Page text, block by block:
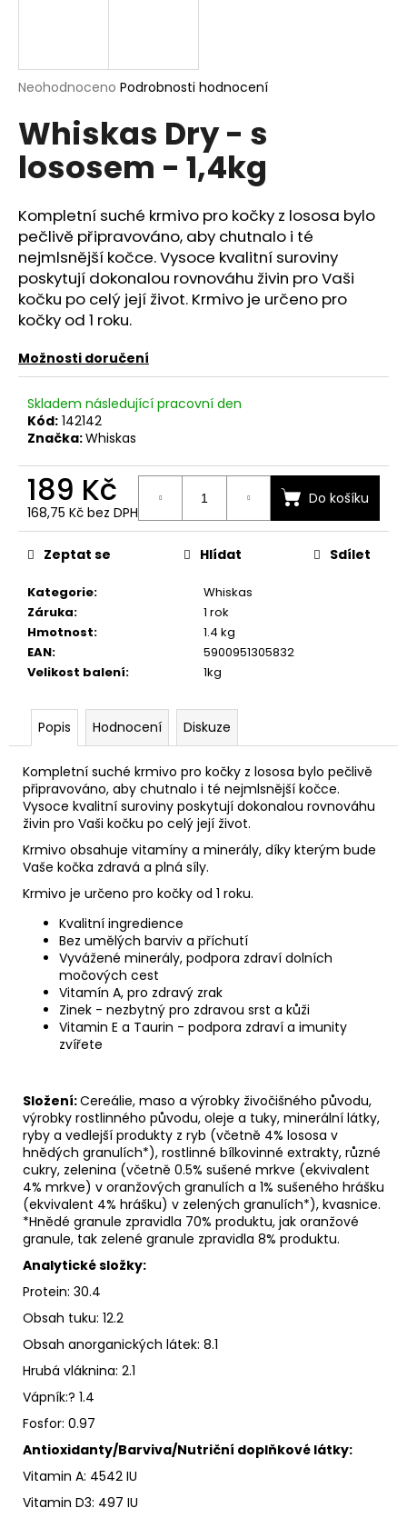
Průměrné
produktu
je
0,0
hvězdiček.
Neohodnoceno Podrobnosti hodnocení
Whiskas Dry - s
lososem - 1,4kg
Kompletní suché krmivo pro kočky z lososa bylo
pečlivě připravováno, aby chutnalo i té
nejmlsnější kočce. Vysoce kvalitní suroviny
poskytují dokonalou rovnováhu živin pro Vaši
kočku po celý její život. Krmivo je určeno pro
kočky od 1 roku.
Možnosti doručení
Skladem následující pracovní den
Kód: 142142
Značka:Whiskas
189 Kč
168,75 Kč bez DPH
Měrná
cena:
Do košíku
Kategorie:
Whiskas
Záruka:
1 rok
Hmotnost:
1.4 kg
EAN:
5900951305832
Velikost balení: 1kg
Zeptat se Hlídat Sdílet
Popis Hodnocení Diskuze
Kompletní suché krmivo pro kočky z lososa bylo pečlivě
připravováno, aby chutnalo i té nejmlsnější kočce.
Vysoce kvalitní suroviny poskytují dokonalou rovnováhu
živin pro Vaši kočku po celý její život.
Krmivo obsahuje vitamíny a minerály, díky kterým bude
Vaše kočka zdravá a plná síly.
Krmivo je určeno pro kočky od 1 roku.
Kvalitní ingredience
Bez umělých barviv a příchutí
Vyvážené minerály, podpora zdraví dolních
močových cest
Vitamín A, pro zdravý zrak
Zinek - nezbytný pro zdravou srst a kůži
Vitamin E a Taurin - podpora zdraví a imunity
zvířete
Složení:Cereálie, maso a výrobky živočišného původu,
výrobky rostlinného původu, oleje a tuky, minerální látky,
ryby a vedlejší produkty z ryb (včetně 4% lososa v
hnědých granulích*), rostlinné bílkovinné extrakty, různé
cukry, zelenina (včetně 0.5% sušené mrkve (ekvivalent
4% mrkve) v oranžových granulích a 1% sušeného hrášku
(ekvivalent 4% hrášku) v zelených granulích*), kvasnice.
*Hnědé granule zpravidla 70% produktu, jak oranžové
granule, tak zelené granule zpravidla 8% produktu.
Analytické složky:
Protein: 30.4
Obsah tuku: 12.2
Obsah anorganických látek: 8.1
Hrubá vláknina: 2.1
Vápník:? 1.4
Fosfor: 0.97
Antioxidanty/Barviva/Nutriční doplňkové látky:
Vitamin A: 4542 IU
Vitamin D3: 497 IU
í
t
?
HLEDAT
D
o
p
o
r
č
u
e
m
e